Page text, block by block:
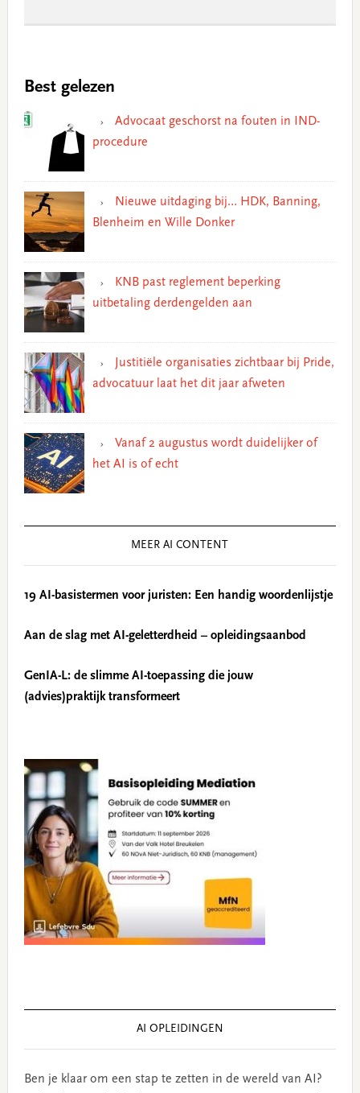
Best gelezen
Advocaat geschorst na fouten in IND-
procedure
Nieuwe uitdaging bij… HDK, Banning,
Blenheim en Wille Donker
KNB past reglement beperking
uitbetaling derdengelden aan
Justitiële organisaties zichtbaar bij Pride,
advocatuur laat het dit jaar afweten
Vanaf 2 augustus wordt duidelijker of
het AI is of echt
MEER AI CONTENT
19 AI-basistermen voor juristen: Een handig woordenlijstje
Aan de slag met AI-geletterdheid – opleidingsaanbod
GenIA-L: de slimme AI-toepassing die jouw
(advies)praktijk transformeert
AI OPLEIDINGEN
Ben je klaar om een stap te zetten in de wereld van AI?